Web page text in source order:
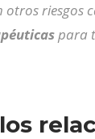
otros riesgos
para